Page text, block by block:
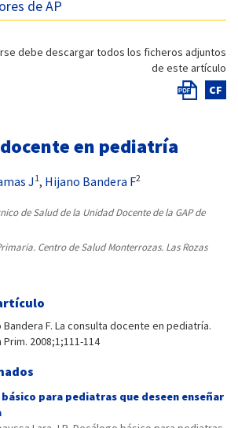
de AP
debe descargar todos los ficheros adjuntos
de este artículo
CF
en pediatría
J1, Hijano Bandera F2
de Salud de la Unidad Docente de la GAP de
Centro de Salud Monterrozas. Las Rozas
Bandera F. La consulta docente en pediatría.
2008;1;111-114
para pediatras que deseen enseñar